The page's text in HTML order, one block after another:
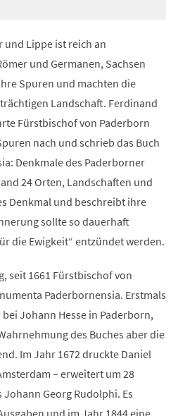
und Lippe ist reich an
und Germanen, Sachsen
Spuren und machten die
Landschaft. Ferdinand
Fürstbischof von Paderborn
nach und schrieb das Buch
Denkmale des Paderborner
24 Orten, Landschaften und
Denkmal und beschreibt ihre
sollte so dauerhaft
die Ewigkeit“ entzündet werden.
seit 1661 Fürstbischof von
Paderbornensia. Erstmals
Johann Hesse in Paderborn,
des Buches aber die
Im Jahr 1672 druckte Daniel
– erweitert um 28
Georg Rudolphi. Es